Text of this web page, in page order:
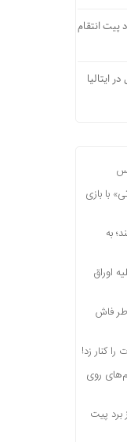
پیت انتقام
ایتالیا
با بازی
به
اوراق
فاش
کنار زد!
روی
برد پیت